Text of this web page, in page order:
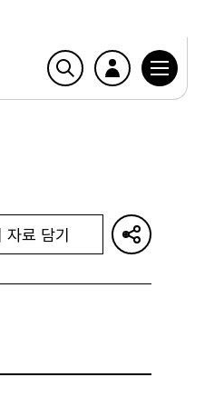
자료 담기